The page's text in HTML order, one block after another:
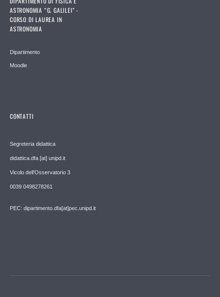
ASTRONOMIA “G. GALILEI" -
CORSO DI LAUREA IN
ASTRONOMIA
Dipartimento
Moodle
CONTATTI
Segreteria didattica
didattica.dfa [at] unipd.it
Vicolo dell'Osservatorio 3
0039 0498278261
PEC: dipartimento.dfa[at]pec.unipd.it